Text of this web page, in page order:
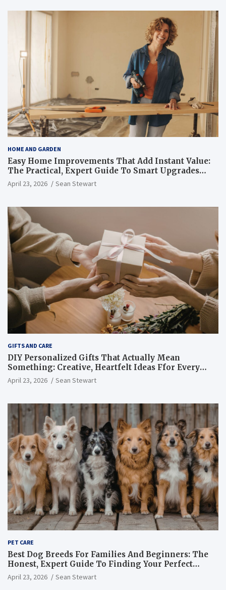
HOME AND GARDEN
Easy Home Improvements That Add Instant Value:
The Practical, Expert Guide To Smart Upgrades
That Are Worth Every Single Dollar You Spend
April 23, 2026 Sean Stewart
GIFTS AND CARE
DIY Personalized Gifts That Actually Mean
Something: Creative, Heartfelt Ideas Ffor Every
Occasion And Every Person You Love
April 23, 2026 Sean Stewart
PET CARE
Best Dog Breeds For Families And Beginners: The
Honest, Expert Guide To Finding Your Perfect
Canine Match
April 23, 2026 Sean Stewart